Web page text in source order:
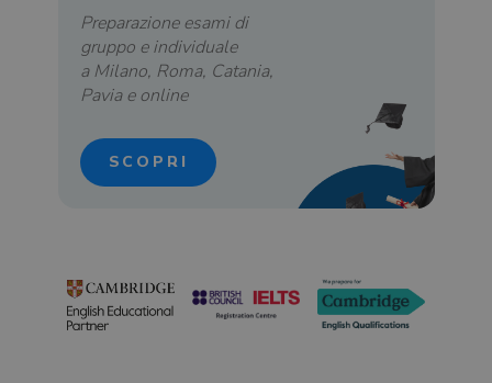
Preparazione esami di
gruppo e individuale
a Milano, Roma, Catania,
Pavia e online
SCOPRI